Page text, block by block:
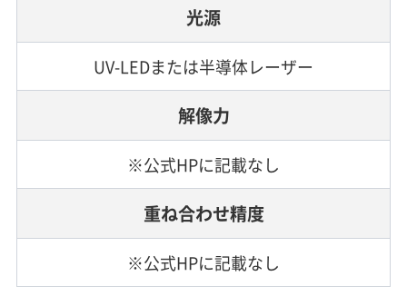
光源
UV-LEDまたは半導体レーザー
解像力
※公式HPに記載なし
重ね合わせ精度
※公式HPに記載なし